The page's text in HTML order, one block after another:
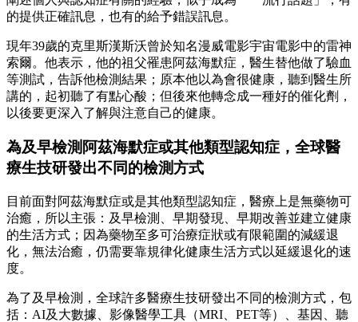
的提供正確訊息，也有的給予錯誤訊息。
現年39歲的克里斯漢斯沃曾於知名漫威電影宇宙電影中的雷神
索爾。他表示，他的祖父罹患阿茲海默症，醫生替他做了驗血
等測試，告訴他檢測結果；原本他以為會很健康，聽到醫生所
講的，起初聽了有點心酸；但後來他轉念成一種好的催化劑，
以後要更深入了解與注意自己的健康。
為及早檢測阿茲海默症或其他類型認知症，全球醫
療生技研發出不同的檢測方式
目前面對阿茲海默症或是其他類型認知症，醫療上是無藥物可
治癒，所以主張：及早檢測、早期發現、早期改善並建立健康
的生活方式；因為藥物至多可治療症狀或有限範圍的減緩退
化，無法治癒，仍需要靠規律化健康生活方式以延緩退化的速
度。
為了及早檢測，全球許多醫療生技研發出不同的檢測方式，包
括：AI及大數據、影像醫學工具（MRI、PET等）、基因、聽